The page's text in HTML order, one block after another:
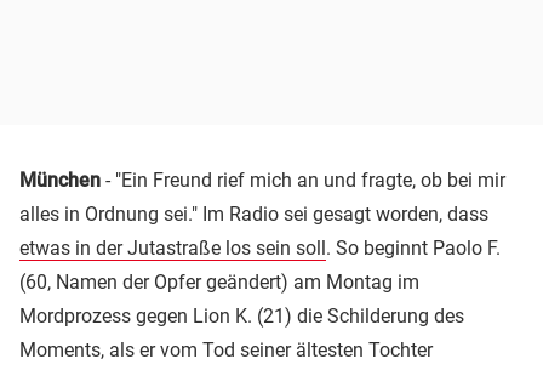
München - "Ein Freund rief mich an und fragte, ob bei mir
alles in Ordnung sei." Im Radio sei gesagt worden, dass
etwas in der Jutastraße los sein soll. So beginnt Paolo F.
(60, Namen der Opfer geändert) am Montag im
Mordprozess gegen Lion K. (21) die Schilderung des
Moments, als er vom Tod seiner ältesten Tochter